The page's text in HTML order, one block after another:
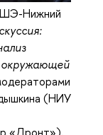
Нижний
окружающей
(НИУ